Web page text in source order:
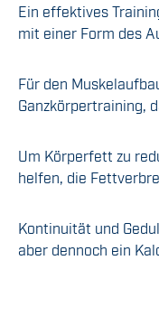
Ein effektives
mit einer Form des
Für den
Ganzkörpertraining,
Um Körperfett zu
helfen, die
Kontinuität und
aber dennoch ein